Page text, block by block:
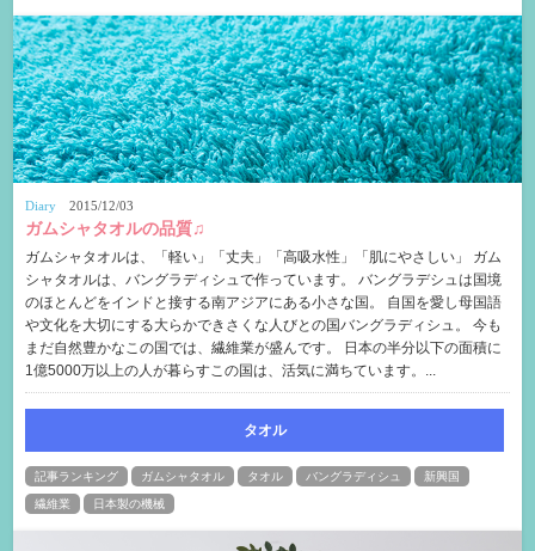
Diary 2015/12/03
ガムシャタオルの品質♫
ガムシャタオルは、「軽い」「丈夫」「高吸水性」「肌にやさしい」 ガム
シャタオルは、バングラディシュで作っています。 バングラデシュは国境
のほとんどをインドと接する南アジアにある小さな国。 自国を愛し母国語
や文化を大切にする大らかできさくな人びとの国バングラディシュ。 今も
まだ自然豊かなこの国では、繊維業が盛んです。 日本の半分以下の面積に
1億5000万以上の人が暮らすこの国は、活気に満ちています。...
タオル
記事ランキング ガムシャタオル タオル バングラディシュ 新興国
繊維業 日本製の機械